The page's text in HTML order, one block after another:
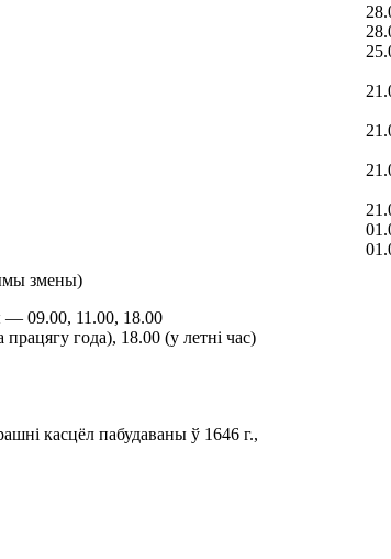
змены)
— 09.00, 11.00, 18.00
года), 18.00 (у летні час)
касцёл пабудаваны ў 1646 г.,